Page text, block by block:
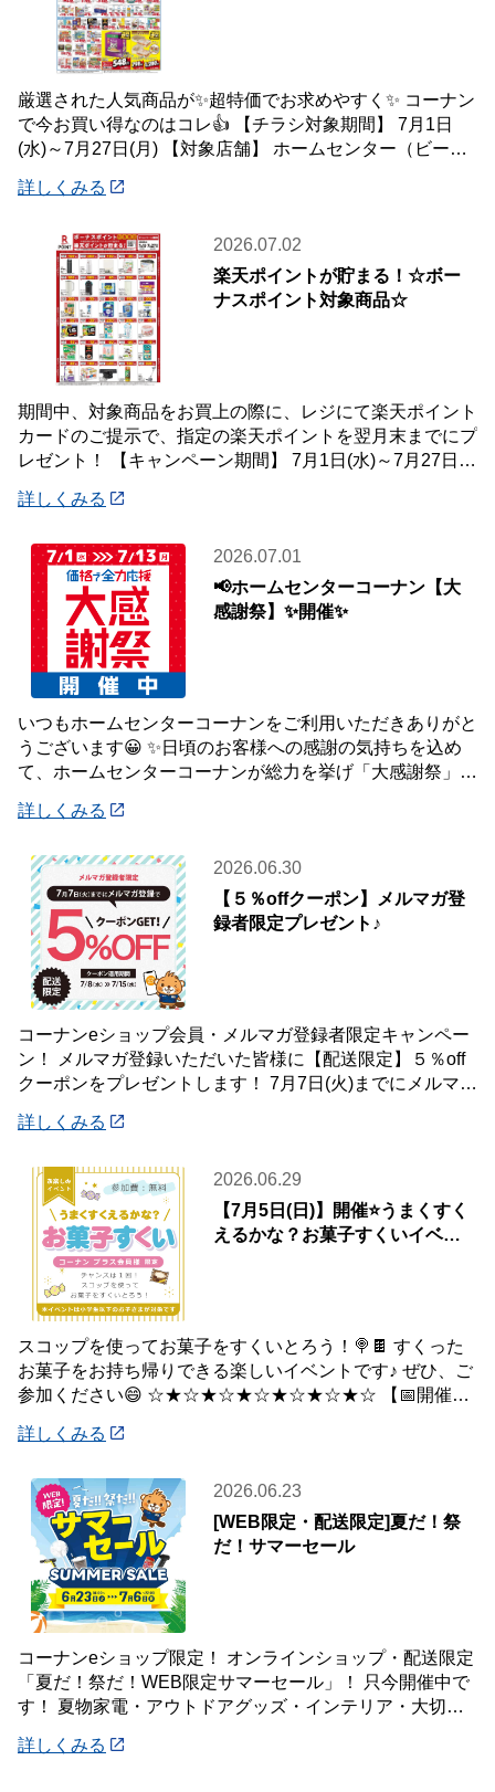
厳選された人気商品が✨超特価でお求めやすく✨ コーナン
で今お買い得なのはコレ👍 【チラシ対象期間】 7月1日
(水)～7月27日(月) 【対象店舗】 ホームセンター（ビーバ
詳しくみる
2026.07.02
楽天ポイントが貯まる！☆ボー
ナスポイント対象商品☆
期間中、対象商品をお買上の際に、レジにて楽天ポイント
カードのご提示で、指定の楽天ポイントを翌月末までにプ
レゼント！ 【キャンペーン期間】 7月1日(水)～7月27日
詳しくみる
2026.07.01
📢ホームセンターコーナン【大
感謝祭】✨開催✨
いつもホームセンターコーナンをご利用いただきありがと
うございます😀 ✨日頃のお客様への感謝の気持ちを込め
て、ホームセンターコーナンが総力を挙げ「大感謝祭」を
詳しくみる
2026.06.30
【５％offクーポン】メルマガ登
録者限定プレゼント♪
コーナンeショップ会員・メルマガ登録者限定キャンペー
ン！ メルマガ登録いただいた皆様に【配送限定】５％off
クーポンをプレゼントします！ 7月7日(火)までにメルマガ
詳しくみる
2026.06.29
【7月5日(日)】開催⭐️うまくすく
えるかな？お菓子すくいイベン
スコップを使ってお菓子をすくいとろう！🍭🍫 すくった
お菓子をお持ち帰りできる楽しいイベントです♪ ぜひ、ご
参加ください😄 ☆★☆★☆★☆★☆★☆★☆ 【📅開催日
詳しくみる
2026.06.23
[WEB限定・配送限定]夏だ！祭
だ！サマーセール
コーナンeショップ限定！ オンラインショップ・配送限定
「夏だ！祭だ！WEB限定サマーセール」！ 只今開催中で
す！ 夏物家電・アウトドアグッズ・インテリア・大切な
詳しくみる